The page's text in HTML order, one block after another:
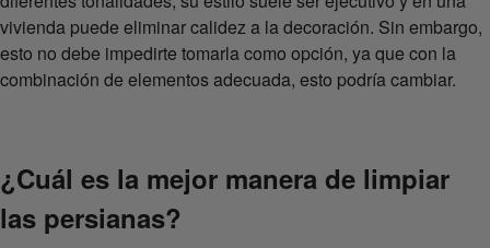
vivienda puede eliminar calidez a la decoración. Sin embargo,
esto no debe impedirte tomarla como opción, ya que con la
combinación de elementos adecuada, esto podría cambiar.
¿Cuál es la mejor manera de limpiar
las persianas?